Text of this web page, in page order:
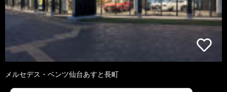
メルセデス・ベンツ仙台あすと長町